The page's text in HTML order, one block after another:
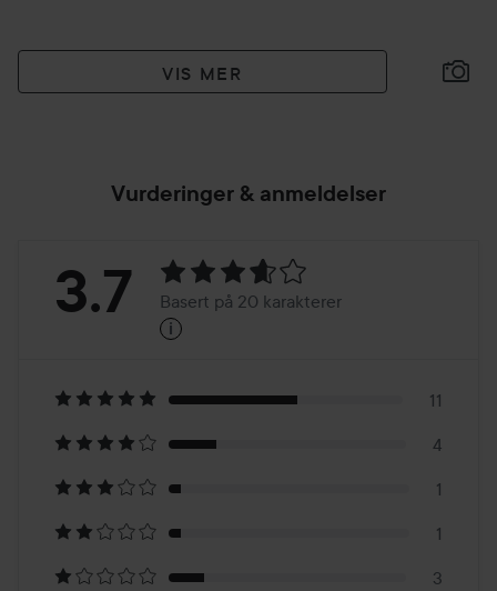
VIS MER
Vurderinger & anmeldelser
Vurdering:
Basert
på
20
karakterer
3.7 Basert på 20 karakterer
i
11
4
1
1
3